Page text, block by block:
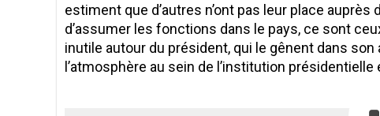
estiment que d’autres n’ont pas leur place
d’assumer les fonctions dans le pays, ce sont
inutile autour du président, qui le gênent dans
l’atmosphère au sein de l’institution présidentielle